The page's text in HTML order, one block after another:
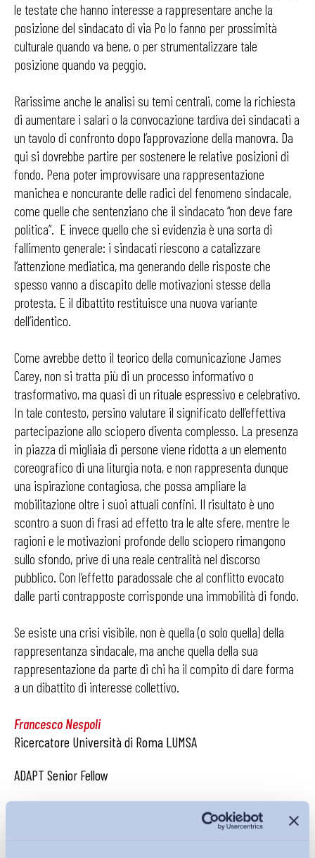
le testate che hanno interesse a rappresentare anche la
posizione del sindacato di via Po lo fanno per prossimità
culturale quando va bene, o per strumentalizzare tale
posizione quando va peggio.
Rarissime anche le analisi su temi centrali, come la richiesta
di aumentare i salari o la convocazione tardiva dei sindacati a
un tavolo di confronto dopo l’approvazione della manovra. Da
qui si dovrebbe partire per sostenere le relative posizioni di
fondo. Pena poter improvvisare una rappresentazione
manichea e noncurante delle radici del fenomeno sindacale,
come quelle che sentenziano che il sindacato “non deve fare
politica”. E invece quello che si evidenzia è una sorta di
fallimento generale: i sindacati riescono a catalizzare
l’attenzione mediatica, ma generando delle risposte che
spesso vanno a discapito delle motivazioni stesse della
protesta. E il dibattito restituisce una nuova variante
dell’identico.
Come avrebbe detto il teorico della comunicazione James
Carey, non si tratta più di un processo informativo o
trasformativo, ma quasi di un rituale espressivo e celebrativo.
In tale contesto, persino valutare il significato dell’effettiva
partecipazione allo sciopero diventa complesso. La presenza
in piazza di migliaia di persone viene ridotta a un elemento
coreografico di una liturgia nota, e non rappresenta dunque
una ispirazione contagiosa, che possa ampliare la
mobilitazione oltre i suoi attuali confini. Il risultato è uno
scontro a suon di frasi ad effetto tra le alte sfere, mentre le
ragioni e le motivazioni profonde dello sciopero rimangono
sullo sfondo, prive di una reale centralità nel discorso
pubblico. Con l’effetto paradossale che al conflitto evocato
dalle parti contrapposte corrisponde una immobilità di fondo.
Se esiste una crisi visibile, non è quella (o solo quella) della
rappresentanza sindacale, ma anche quella della sua
rappresentazione da parte di chi ha il compito di dare forma
a un dibattito di interesse collettivo.
Francesco Nespoli
Ricercatore Università di Roma LUMSA
ADAPT Senior Fellow